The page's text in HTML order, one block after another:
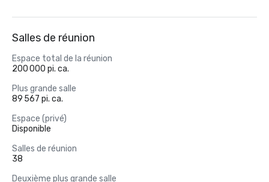
Salles de réunion
Espace total de la réunion
200 000 pi. ca.
Plus grande salle
89 567 pi. ca.
Espace (privé)
Disponible
Salles de réunion
38
Deuxième plus grande salle